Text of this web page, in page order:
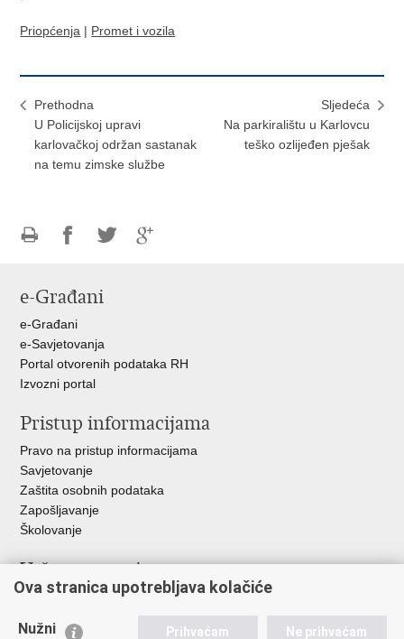
Priopćenja | Promet i vozila
Prethodna
U Policijskoj upravi
karlovačkoj održan sastanak
na temu zimske službe
Sljedeća
Na parkiralištu u Karlovcu
teško ozlijeđen pješak
FacebookuTwitteru
e-Građani
e-Građani
e-Savjetovanja
Portal otvorenih podataka RH
Izvozni portal
Pristup informacijama
Pravo na pristup informacijama
Savjetovanje
Zaštita osobnih podataka
Zapošljavanje
Školovanje
Važne poveznice
Ministarstvo unutarnjih poslova
Ova stranica upotrebljava kolačiće
Nužni Prihvaćam Ne prihvaćam